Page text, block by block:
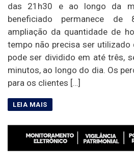
das 21h30 e ao longo da
beneficiado permanece
ampliação da quantidade de
tempo não precisa ser utilizado
pode ser dividido em até três,
minutos, ao longo do dia. Os
para os clientes […]